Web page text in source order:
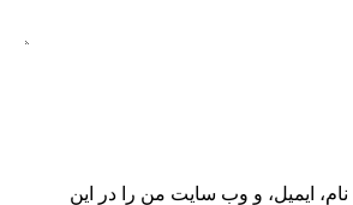
نام، ایمیل، و وب سایت من را در این